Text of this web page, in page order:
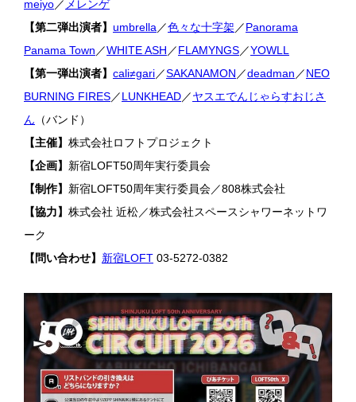
meiyo／ メレンゲ
【第二弾出演者】 umbrella ／色々な十字架 ／Panorama
Panama Town ／WHITE ASH ／FLAMYNGS／YOWLL
【第一弾出演者】 cali≠gari／SAKANAMON ／deadman ／NEO
BURNING FIRES／LUNKHEAD／ヤスエでんじゃらすおじさ
ん （バンド）
【主催】 株式会社ロフトプロジェクト
【企画】 新宿LOFT50周年実行委員会
【制作】 新宿LOFT50周年実行委員会／808株式会社
【協力】 株式会社 近松／株式会社スペースシャワーネットワ
ーク
【問い合わせ】 新宿LOFT 03-5272-0382